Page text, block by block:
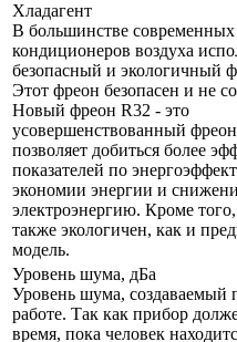
Хладагент
В большинстве современных
кондиционеров воздуха
безопасный и экологичный
Этот фреон безопасен и не
Новый фреон R32 - это
усовершенствованный
позволяет добиться более
показателей по
экономии энергии и
электроэнергию. Кроме
также экологичен, как и
модель.
Уровень шума, дБа
Уровень шума, создаваемый
работе. Так как прибор
время, пока человек